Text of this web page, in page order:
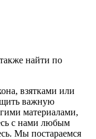
найти по
взятками или
важную
материалами,
с нами любым
Мы постараемся